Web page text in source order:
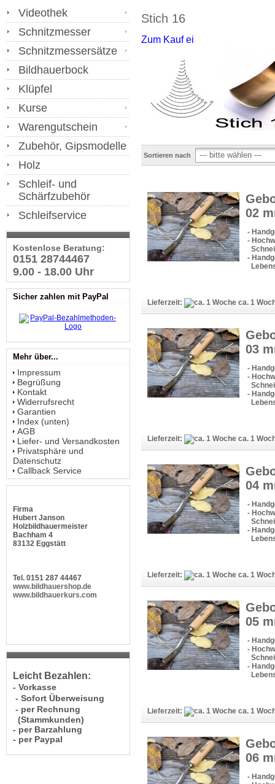
Stich 16
Zum Kauf ei
Sortieren nach
02
-
-
-
Lieferzeit: ca. 1
03
-
-
-
Lieferzeit: ca. 1
04
-
-
-
Lieferzeit: ca. 1
05
-
-
-
Lieferzeit: ca. 1
06
-
Videothek
Schnitzmesser
Schnitzmessersätze
Bildhauerbock
Klüpfel
Kurse
Warengutschein
Zubehör, Gipsmodelle
Holz
Schleif- und
Schärfzubehör
Schleifservice
Kostenlose Beratung:
0151 28744467
9.00 - 18.00 Uhr
Sicher zahlen mit PayPal
Mehr über...
Impressum
Begrüßung
Kontakt
Widerrufsrecht
Garantien
Index (unten)
AGB
Liefer- und Versandkosten
Privatsphäre und
Datenschutz
Callback Service
Firma
Hubert Janson
Holzbildhauermeister
Bachham 4
83132 Eggstätt
Tel. 0151 287 44467
www.bildhauershop.de
www.bildhauerkurs.com
Leicht Bezahlen:
- Vorkasse
- Sofort Überweisung
- per Rechnung
(Stammkunden)
- per Barzahlung
- per Paypal